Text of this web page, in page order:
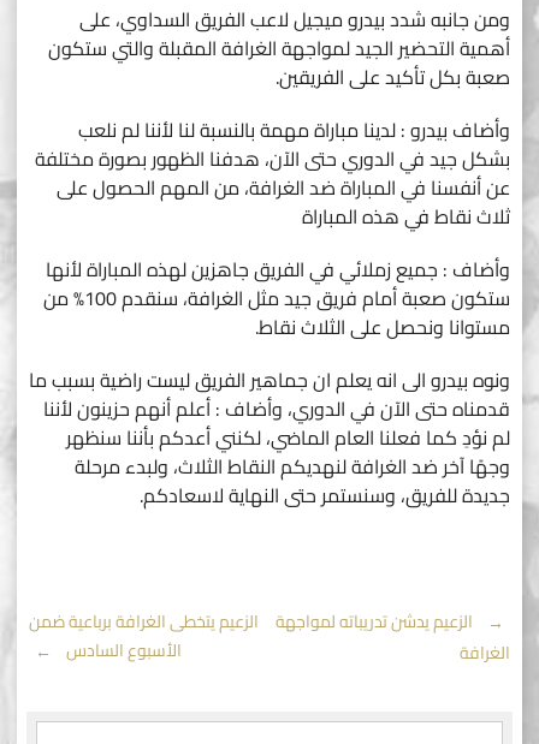
ومن جانبه شدد بيدرو ميجيل لاعب الفريق السداوي، على
أهمية التحضير الجيد لمواجهة الغرافة المقبلة والتي ستكون
صعبة بكل تأكيد على الفريقين.
وأضاف بيدرو : لدينا مباراة مهمة بالنسبة لنا لأننا لم نلعب
بشكل جيد في الدوري حتى الآن، هدفنا الظهور بصورة مختلفة
عن أنفسنا في المباراة ضد الغرافة، من المهم الحصول على
ثلاث نقاط في هذه المباراة
وأضاف : جميع زملائي في الفريق جاهزين لهذه المباراة لأنها
ستكون صعبة أمام فريق جيد مثل الغرافة، سنقدم 100% من
مستوانا ونحصل على الثلاث نقاط.
ونوه بيدرو الى انه يعلم ان جماهير الفريق ليست راضية بسبب ما
قدمناه حتى الآن في الدوري، وأضاف : أعلم أنهم حزينون لأننا
لم نؤدِ كما فعلنا العام الماضي، لكنني أعدكم بأننا سنظهر
وجهًا آخر ضد الغرافة لنهديكم النقاط الثلاث، ولبدء مرحلة
جديدة للفريق، وسنستمر حتى النهاية لاسعادكم.
Post
navigation
←
الزعيم يدشن تدريباته لمواجهة
الغرافة
الزعيم يتخطى الغرافة برباعية ضمن
الأسبوع السادس →